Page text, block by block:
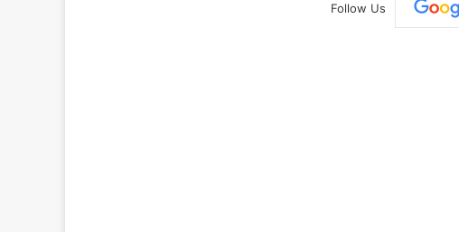
Follow Us